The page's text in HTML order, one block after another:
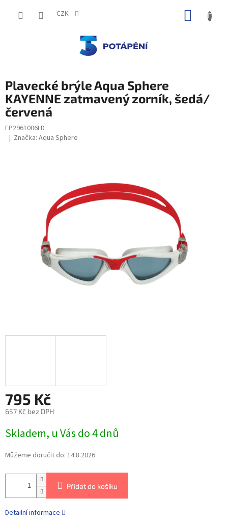
CZK
Plavecké brýle Aqua Sphere
KAYENNE zatmavený zorník, šedá/
červená
EP2961006LD
Značka: Aqua Sphere
795 Kč
657 Kč bez DPH
Skladem, u Vás do 4 dnů
Můžeme doručit do: 14.8.2026
Přidat do košíku
Detailní informace